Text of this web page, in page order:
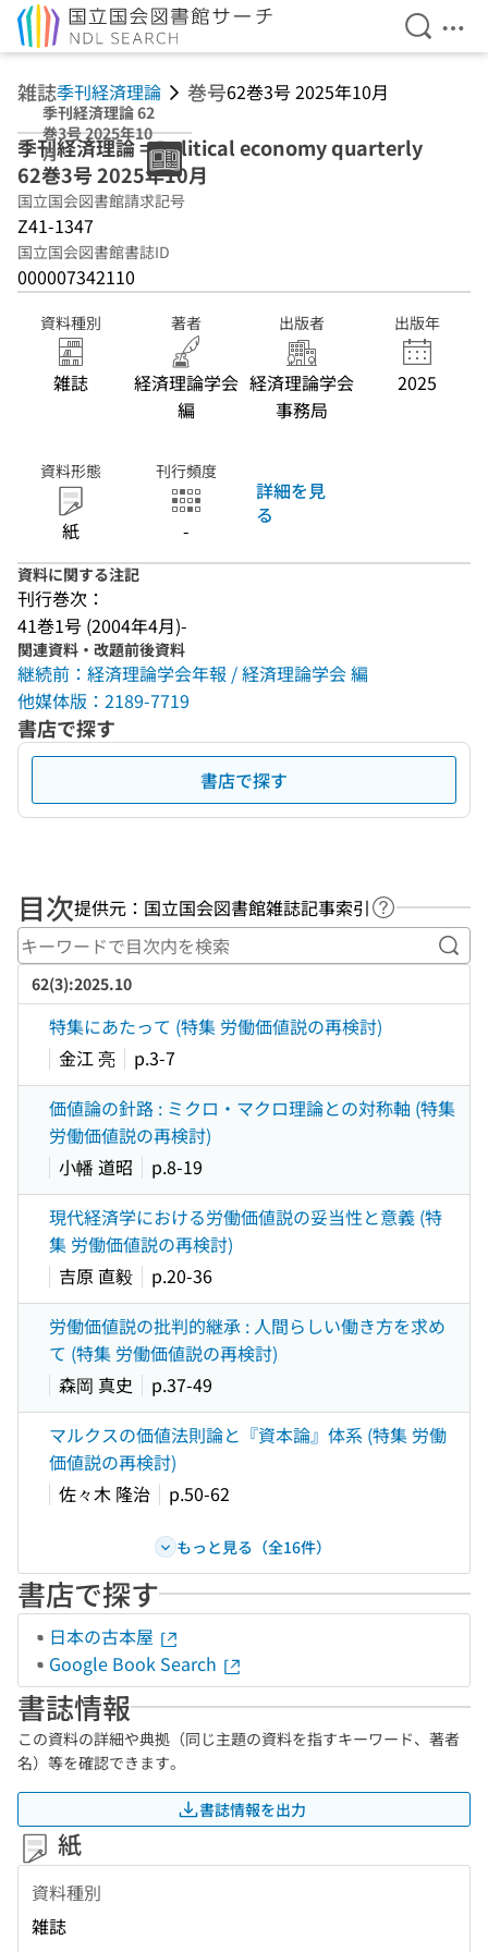
検索を
メ
雑誌季刊経済理論 巻号62巻3号 2025年10月
季刊経済理論 62
巻3号 2025年10
月
季刊経済理論 = Political economy quarterly
62巻3号 2025年10月
国立国会図書館請求記号
Z41-1347
国立国会図書館書誌ID
000007342110
資料種別
雑誌
著者
経済理論学会
編
出版者
経済理論学会
事務局
出版年
2025
資料形態
紙
刊行頻度
-
詳細を見
る
資料に関する注記
刊行巻次：
41巻1号 (2004年4月)-
関連資料・改題前後資料
継続前：経済理論学会年報 / 経済理論学会 編
他媒体版：2189-7719
書店で探す
書店で探す
目次提供元：国立国会図書館雑誌記事索引 ヘルプペー
キ
62(3):2025.10
特集にあたって (特集 労働価値説の再検討)
金江 亮
p.3-7
価値論の針路 : ミクロ・マクロ理論との対称軸 (特集
労働価値説の再検討)
小幡 道昭
p.8-19
現代経済学における労働価値説の妥当性と意義 (特
集 労働価値説の再検討)
吉原 直毅
p.20-36
労働価値説の批判的継承 : 人間らしい働き方を求め
て (特集 労働価値説の再検討)
森岡 真史
p.37-49
マルクスの価値法則論と『資本論』体系 (特集 労働
価値説の再検討)
佐々木 隆治
p.50-62
もっと見る（全16件）
書店で探す
日本の古本屋
Google Book Search
書誌情報
この資料の詳細や典拠（同じ主題の資料を指すキーワード、著者
名）等を確認できます。
書誌情報を出力
紙
資料種別
雑誌